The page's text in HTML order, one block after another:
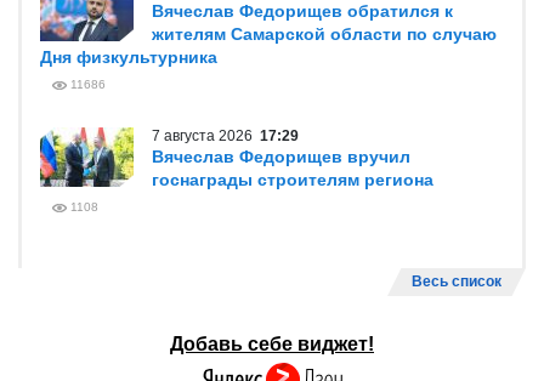
Вячеслав Федорищев обратился к
жителям Самарской области по случаю
Дня физкультурника
11686
7 августа 2026 17:29
Вячеслав Федорищев вручил
госнаграды строителям региона
1108
Весь список
Добавь себе виджет!